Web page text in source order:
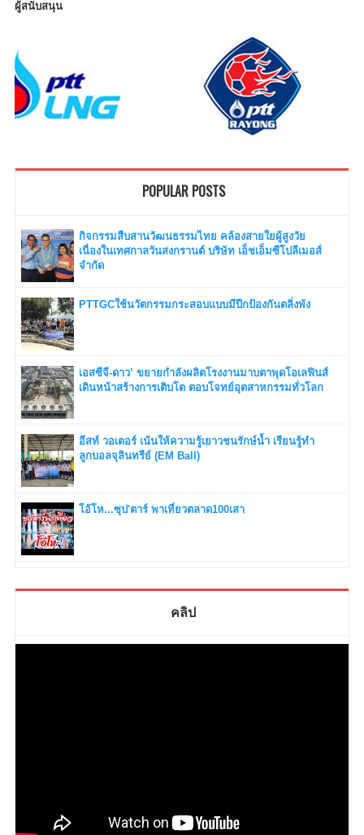
ผู้สนับสนุน
POPULAR POSTS
กิจกรรมสืบสานวัฒนธรรมไทย คล้องสายใยผู้สูงวัย
เนื่องในเทศกาลวันสงกรานต์ บริษัท เอ็ชเอ็มซีโปลีเมอส์
จำกัด
PTTGCใช้นวัตกรรมกระสอบแบบมีปีกป้องกันตลิ่งพัง
เอสซีจี-ดาว’ ขยายกำลังผลิตโรงงานมาบตาพุดโอเลฟินส์
เดินหน้าสร้างการเติบโต ตอบโจทย์อุตสาหกรรมทั่วโลก
อีสท์ วอเตอร์ เน้นให้ความรู้เยาวชนรักษ์น้ำ เรียนรู้ทำ
ลูกบอลจุลินทรีย์ (EM Ball)
โอ้โห...ซุป'ตาร์ พาเที่ยวตลาด100เสา
คลิป